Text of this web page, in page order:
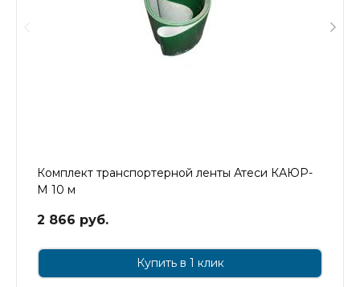
Комплект транспортерной ленты Атеси КАЮР-
М 10 м
2 866 руб.
Купить в 1 клик